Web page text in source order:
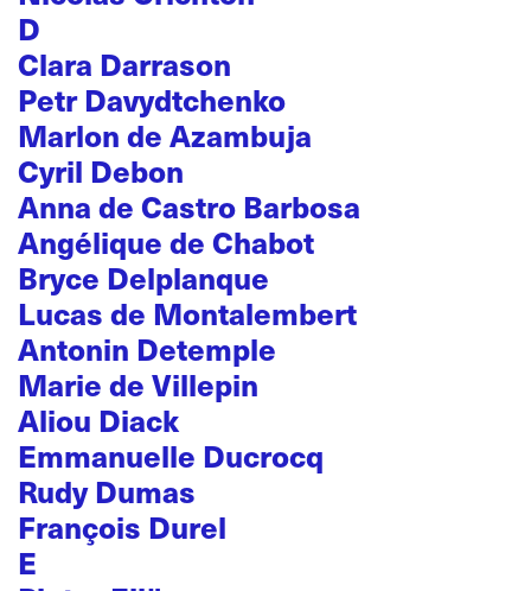
D
Clara Darrason
Petr Davydtchenko
Marlon de Azambuja
Cyril Debon
Anna de Castro Barbosa
Angélique de Chabot
Bryce Delplanque
Lucas de Montalembert
Antonin Detemple
Marie de Villepin
Aliou Diack
Emmanuelle Ducrocq
Rudy Dumas
François Durel
E